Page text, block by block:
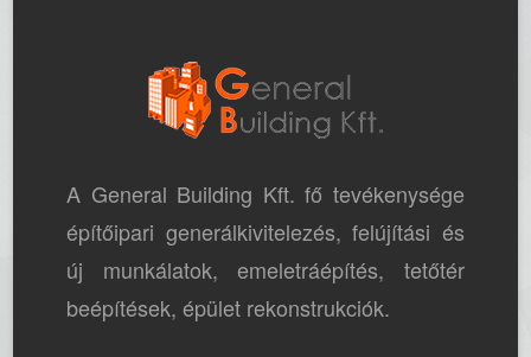
A General Building Kft. fő tevékenysége
építőipari generálkivitelezés, felújítási és
új munkálatok, emeletráépítés, tetőtér
beépítések, épület rekonstrukciók.